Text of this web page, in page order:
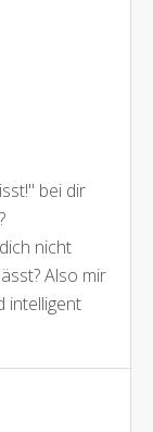
bei dir
nicht
Also mir
intelligent